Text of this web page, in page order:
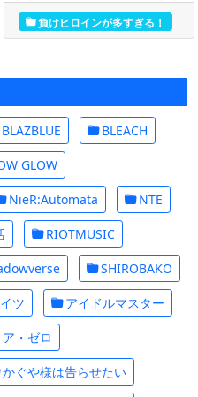
負けヒロインが多すぎる！
BLAZBLUE BLEACH
GLOW
NieR:Automata NTE
RIOTMUSIC
SHIROBAKO
ツ アイドルマスター
・ゼロ
かぐや様は告らせたい